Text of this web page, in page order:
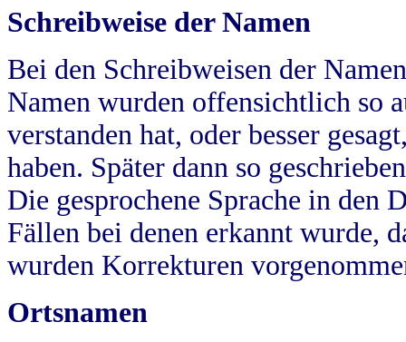
Schreibweise der Namen
Bei den Schreibweisen der
Namen wurden offensichtlich so
verstanden hat, oder besser
haben. Später dann so
Die gesprochene Sprache in
Fällen bei denen erkannt wurde,
wurden Korrekturen
Ortsnamen